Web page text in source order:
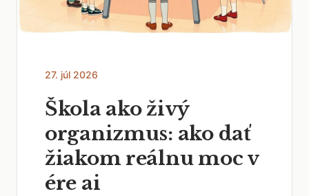
27. júl 2026
Škola ako živý
organizmus: ako dať
žiakom reálnu moc v
ére ai